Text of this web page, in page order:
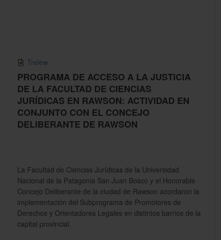
Trelew
PROGRAMA DE ACCESO A LA JUSTICIA
DE LA FACULTAD DE CIENCIAS
JURÍDICAS EN RAWSON: ACTIVIDAD EN
CONJUNTO CON EL CONCEJO
DELIBERANTE DE RAWSON
La Facultad de Ciencias Jurídicas de la Universidad
Nacional de la Patagonia San Juan Bosco y el Honorable
Concejo Deliberante de la ciudad de Rawson acordaron la
implementación del Subprograma de Promotores de
Derechos y Orientadores Legales en distintos barrios de la
capital provincial.